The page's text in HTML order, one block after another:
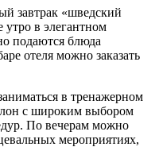
завтрак «шведский
утро в элегантном
подаются блюда
отеля можно заказать
в тренажерном
с широким выбором
По вечерам можно
мероприятиях,